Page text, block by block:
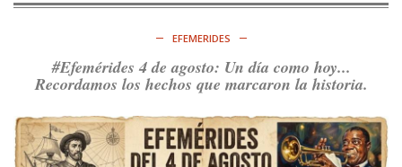
EFEMERIDES
#Efemérides 4 de agosto: Un día como hoy...
Recordamos los hechos que marcaron la historia.